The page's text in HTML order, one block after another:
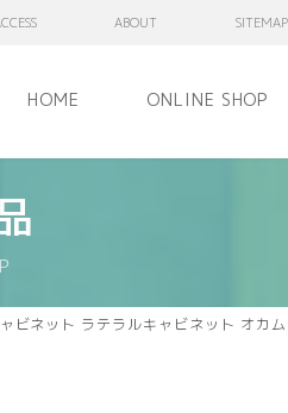
ABOUT SITEMAP
HOME ONLINE SHOP
ネット ラテラルキャビネット オカ